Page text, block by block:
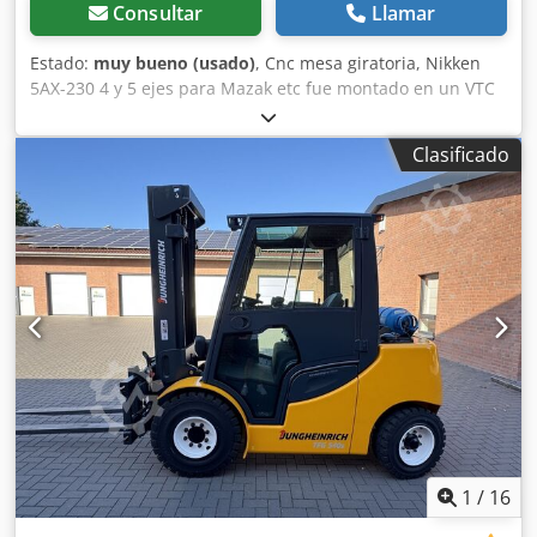
profundidad 750 mm, anchura 1270 mm. Dimensiones
externas: altura 1985 mm, profundidad 980 mm, anchura
2320 mm. Dimensiones externas con módulo de
iluminación: altura 2450 mm. Una puerta con ventana de
observación. Interfaz para conexión a ordenador.
Dksdpfxjzpv Ias Akwer Conexión 3/N/PE 400 V ±10 %, 50 Hz.
Marcado CE, con ruedas, en muy buen estado. Pasamuros
de ∅ 50 mm. Refrigeración por aire. Refrigerante R404A.
Peso: aproximadamente 480 kg + 130 kg (módulo de
iluminación). Este armario está disponible para la venta en
4 unidades. Si tiene alguna pregunta, no dude en ponerse
en contacto con nosotros.
Consultar Llamar
Estado: muy bueno (usado), Cnc mesa giratoria, Nikken
5AX-230 4 y 5 ejes para Mazak etc fue montado en un VTC
300, debido a la nueva máquina de 5 ejes ahora a la venta,
Dkjdpsp U Umkjfx Akwsr
Clasificado
1 / 16